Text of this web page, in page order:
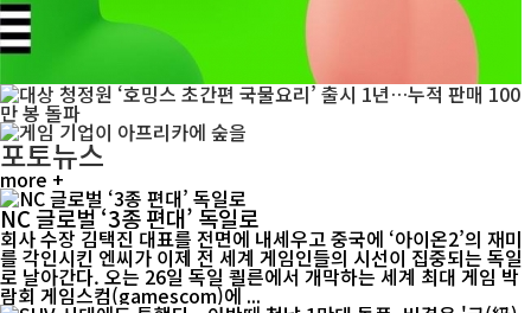
포토뉴스
more +
NC 글로벌 ‘3종 편대’ 독일로
회사 수장 김택진 대표를 전면에 내세우고 중국에 ‘아이온2’의 재미
를 각인시킨 엔씨가 이제 전 세계 게임인들의 시선이 집중되는 독일
로 날아간다. 오는 26일 독일 쾰른에서 개막하는 세계 최대 게임 박
람회 게임스컴(gamescom)에 ...